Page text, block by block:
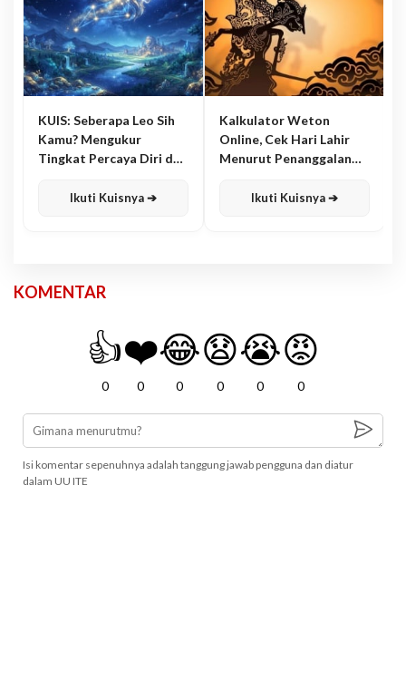
KUIS: Seberapa Leo Sih
Kamu? Mengukur
Tingkat Percaya Diri dan
Ikuti Kuisnya ➔
Kalkulator Weton
Online, Cek Hari Lahir
Menurut Penanggalan
Ikuti Kuisnya ➔
KOMENTAR
👍
0
❤️
0
😂
0
😧
0
😭
0
😡
0
Isi komentar sepenuhnya adalah tanggung jawab pengguna dan diatur
dalam UU ITE